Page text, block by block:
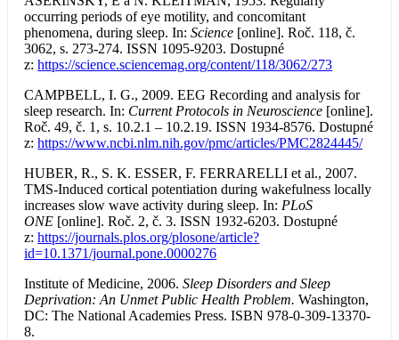
occurring periods of eye motility, and concomitant
phenomena, during sleep. In:Science [online]. Roč. 118, č.
3062, s. 273-274. ISSN 1095-9203. Dostupné
z:https://science.sciencemag.org/content/118/3062/273
CAMPBELL, I. G., 2009. EEG Recording and analysis for
sleep research. In: Current Protocols in Neuroscience [online].
Roč. 49, č. 1, s. 10.2.1 – 10.2.19. ISSN 1934-8576. Dostupné
z:https://www.ncbi.nlm.nih.gov/pmc/articles/PMC2824445/
HUBER, R., S. K. ESSER, F. FERRARELLI et al., 2007.
TMS-Induced cortical potentiation during wakefulness locally
increases slow wave activity during sleep. In: PLoS
ONE [online]. Roč. 2, č. 3. ISSN 1932-6203. Dostupné
z:https://journals.plos.org/plosone/article?
id=10.1371/journal.pone.0000276
Institute of Medicine, 2006.Sleep Disorders and Sleep
Deprivation: An Unmet Public Health Problem. Washington,
DC: The National Academies Press. ISBN 978-0-309-13370-
8.